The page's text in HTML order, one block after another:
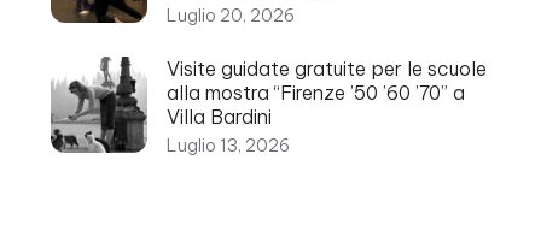
Luglio 20, 2026
Visite guidate gratuite per le scuole
alla mostra “Firenze ’50 ’60 ’70” a
Villa Bardini
Luglio 13, 2026